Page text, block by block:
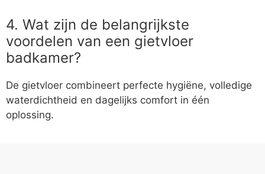
4. Wat zijn de belangrijkste
voordelen van een gietvloer
badkamer?
De gietvloer combineert perfecte hygiëne, volledige
waterdichtheid en dagelijks comfort in één
oplossing.